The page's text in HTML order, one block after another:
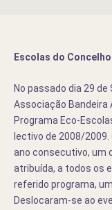
Escolas do
No passado dia 29 de
Associação Bandeira
Programa Eco-
lectivo de 2008/
ano consecutivo, um
atribuída, a todos os
referido programa,
Deslocaram-se ao